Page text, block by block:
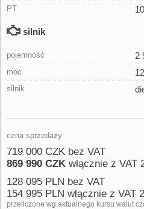
PT
silnik
pojemność 2
moc
silnik
cena sprzedaży
719 000 CZK bez VAT
869 990 CZK włącznie z VAT
128 095 PLN bez VAT
154 995 PLN włącznie z VAT
przeliczone wg aktualnego kursu walut